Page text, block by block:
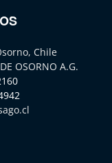
Chile
OSORNO A.G.